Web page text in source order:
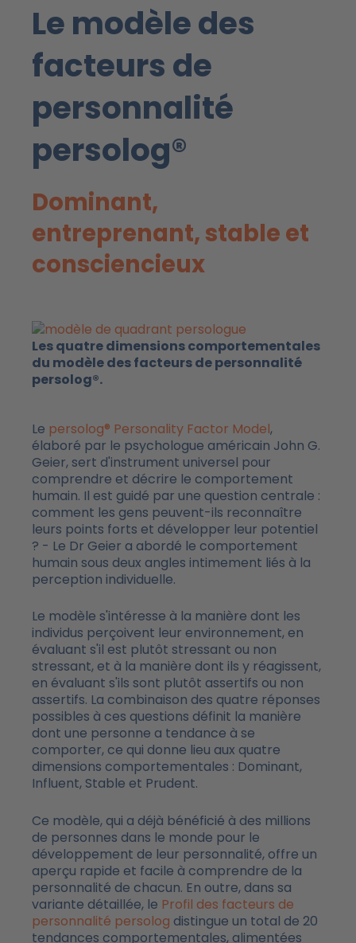
Le modèle des
facteurs de
personnalité
persolog®
Dominant,
entreprenant, stable et
consciencieux
Les quatre dimensions comportementales
du modèle des facteurs de personnalité
persolog®.
Le persolog® Personality Factor Model,
élaboré par le psychologue américain John G.
Geier, sert d'instrument universel pour
comprendre et décrire le comportement
humain. Il est guidé par une question centrale :
comment les gens peuvent-ils reconnaître
leurs points forts et développer leur potentiel
? - Le Dr Geier a abordé le comportement
humain sous deux angles intimement liés à la
perception individuelle.
Le modèle s'intéresse à la manière dont les
individus perçoivent leur environnement, en
évaluant s'il est plutôt stressant ou non
stressant, et à la manière dont ils y réagissent,
en évaluant s'ils sont plutôt assertifs ou non
assertifs. La combinaison des quatre réponses
possibles à ces questions définit la manière
dont une personne a tendance à se
comporter, ce qui donne lieu aux quatre
dimensions comportementales : Dominant,
Influent, Stable et Prudent.
Ce modèle, qui a déjà bénéficié à des millions
de personnes dans le monde pour le
développement de leur personnalité, offre un
aperçu rapide et facile à comprendre de la
personnalité de chacun. En outre, dans sa
variante détaillée, le Profil des facteurs de
personnalité persolog distingue un total de 20
tendances comportementales, alimentées